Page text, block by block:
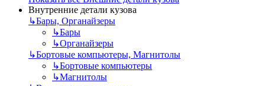
Внутренние детали кузова
↳Бары, Органайзеры
↳Бары
↳Органайзеры
↳Бортовые компьютеры, Магнитолы
↳Бортовые компьютеры
↳Магнитолы